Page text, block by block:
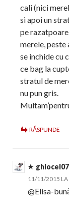
cali (nici
si apoi un
pe
merele, peste
se inchide cu
ce bag la
stratul de
nu pun gris.
RĂSPUNDE
ghiocel07
11/11/2015 LA
@Elisa-